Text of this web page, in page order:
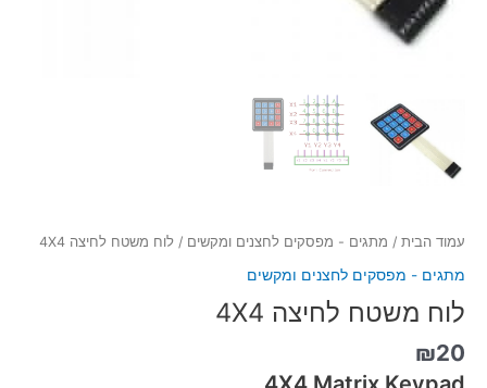
עמוד הבית / מתגים - מפסקים לחצנים ומקשים / לוח משטח לחיצה 4X4
מתגים - מפסקים לחצנים ומקשים
לוח משטח לחיצה 4X4
₪20